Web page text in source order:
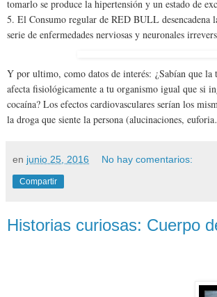
tomarlo se produce la hipertensión y un estado de
5. El Consumo regular de RED BULL desencadena
serie de enfermedades nerviosas y neuronales
Y por ultimo, como datos de interés: ¿Sabían que la
afecta fisiológicamente a tu organismo igual que si
cocaína? Los efectos cardiovasculares serían los
la droga que siente la persona (alucinaciones,
en junio 25, 2016 No hay comentarios:
Compartir
Historias curiosas: Cuerpo